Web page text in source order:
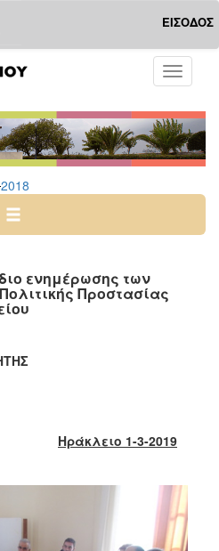
ΕΙΣΟΔΟΣ
Toggle
2018
ενημέρωσης των
Προστασίας
Ηράκλειο 1-3-2019